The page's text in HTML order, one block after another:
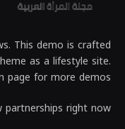
This demo is crafted
as a lifestyle site.
page for more demos.
right now.